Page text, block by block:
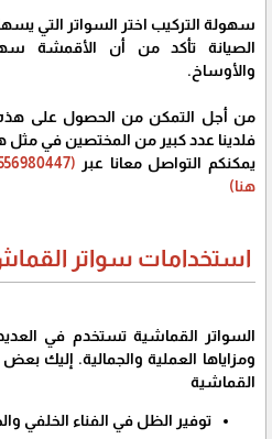
سهولة التركيب اختر السواتر التي
الصيانة تأكد من أن الأقمشة
والأوساخ.
من أجل التمكن من الحصول على هذه
فلدينا عدد كبير من المختصين في مثل
يمكنكم التواصل معانا عبر (0556980447)
هنا)
استخدامات سواتر
السواتر القماشية تستخدم في
ومزاياها العملية والجمالية. إليك
القماشية
توفير الظل في الفناء الخلفي